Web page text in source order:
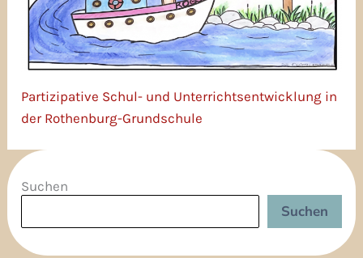
Partizipative Schul- und Unterrichtsentwicklung in
der Rothenburg-Grundschule
Suchen
Suchen